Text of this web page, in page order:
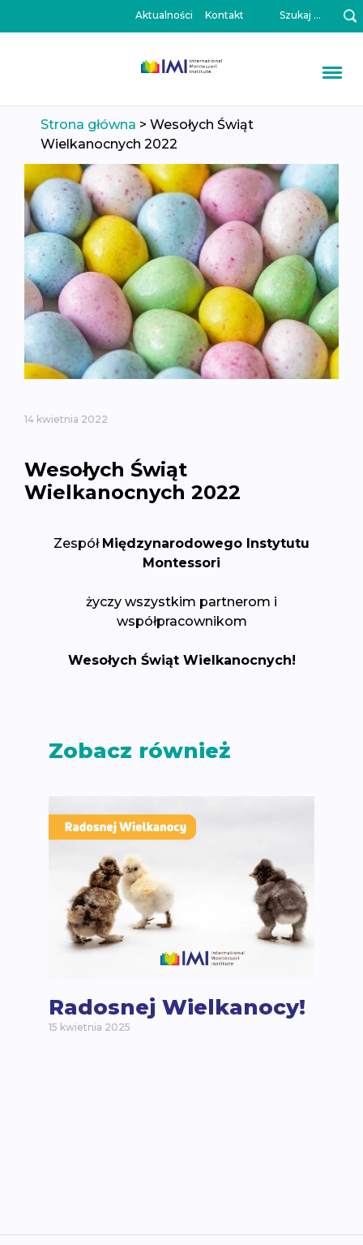
Aktualności Kontakt
Strona główna > Wesołych Świąt
Wielkanocnych 2022
14 kwietnia 2022
Wesołych Świąt
Wielkanocnych 2022
Zespół Międzynarodowego Instytutu
Montessori
życzy wszystkim partnerom i
współpracownikom
Wesołych Świąt Wielkanocnych!
Zobacz również
Radosnej Wielkanocy!
15 kwietnia 2025